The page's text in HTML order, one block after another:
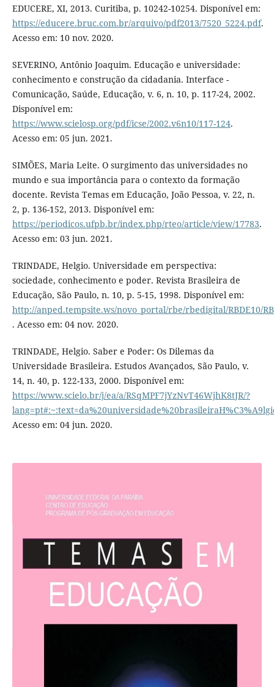
EDUCERE, XI, 2013. Curitiba, p. 10242-10254. Disponível em:
https://educere.bruc.com.br/arquivo/pdf2013/7520_5224.pdf.
Acesso em: 10 nov. 2020.
SEVERINO, Antônio Joaquim. Educação e universidade:
conhecimento e construção da cidadania. Interface -
Comunicação, Saúde, Educação, v. 6, n. 10, p. 117-24, 2002.
Disponível em:
https://www.scielosp.org/pdf/icse/2002.v6n10/117-124.
Acesso em: 05 jun. 2021.
SIMÕES, Maria Leite. O surgimento das universidades no
mundo e sua importância para o contexto da formação
docente. Revista Temas em Educação, João Pessoa, v. 22, n.
2, p. 136-152, 2013. Disponível em:
https://periodicos.ufpb.br/index.php/rteo/article/view/17783.
Acesso em: 03 jun. 2021.
TRINDADE, Helgio. Universidade em perspectiva:
sociedade, conhecimento e poder. Revista Brasileira de
Educação, São Paulo, n. 10, p. 5-15, 1998. Disponível em:
http://anped.tempsite.ws/novo_portal/rbe/rbedigital/RBDE10/
. Acesso em: 04 nov. 2020.
TRINDADE, Helgio. Saber e Poder: Os Dilemas da
Universidade Brasileira. Estudos Avançados, São Paulo, v.
14, n. 40, p. 122-133, 2000. Disponível em:
https://www.scielo.br/j/ea/a/RSqMPF7jYzNvT46WjhK8tJR/?
Acesso em: 04 jun. 2020.